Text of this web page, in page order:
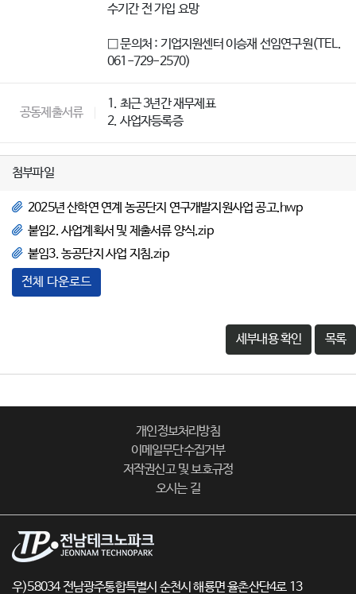
수기간 전 가입 요망
□ 문의처 : 기업지원센터 이승재 선임연구원(TEL.
061-729-2570)
공동제출서류
1. 최근 3년간 재무제표
2. 사업자등록증
첨부파일
2025년 산학연 연계 농공단지 연구개발지원사업 공고.hwp
붙임2. 사업계획서 및 제출서류 양식.zip
붙임3. 농공단지 사업 지침.zip
전체 다운로드
세부내용 확인 목록
개인정보처리방침
이메일무단수집거부
저작권신고 및 보호규정
오시는 길
우)58034 전남광주통합특별시 순천시 해룡면 율촌산단4로 13